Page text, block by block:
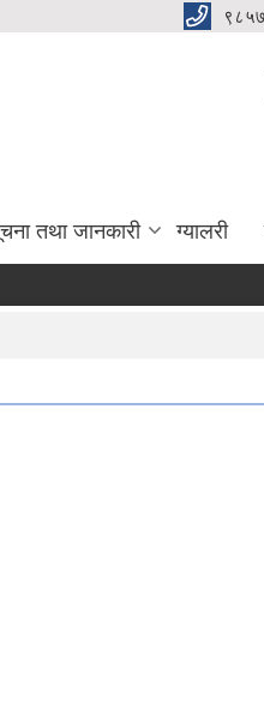
तथा जानकारी ग्यालरी